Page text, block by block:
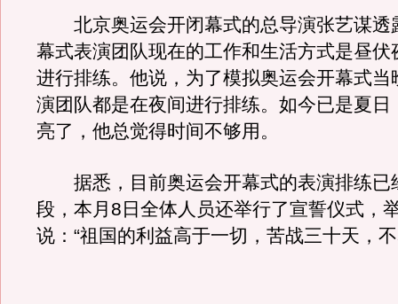
北京奥运会开闭幕式的总导演张艺谋透
幕式表演团队现在的工作和生活方式是昼伏
进行排练。他说，为了模拟奥运会开幕式当
演团队都是在夜间进行排练。如今已是夏日
亮了，他总觉得时间不够用。
据悉，目前奥运会开幕式的表演排练已
段，本月8日全体人员还举行了宣誓仪式，
说：“祖国的利益高于一切，苦战三十天，